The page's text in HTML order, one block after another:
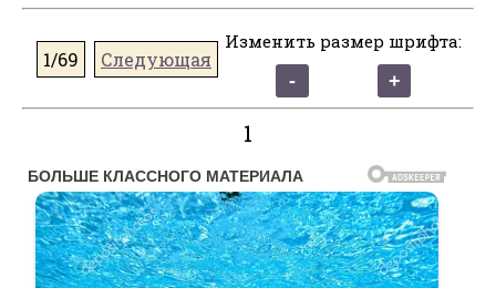
1/69 Следующая
Изменить размер шрифта:
1